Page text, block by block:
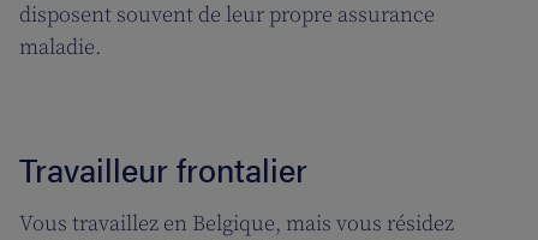
disposent souvent de leur propre assurance
maladie.
Travailleur frontalier
Vous travaillez en Belgique, mais vous résidez